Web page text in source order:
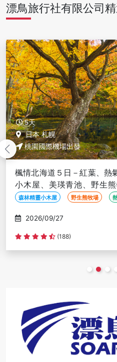
漂鳥旅行社有限公司
5天
日本 札幌
桃園國際機場出發
楓情北海道５日－紅葉、熱
小木屋、美瑛青池、野生
園、紅葉奇蹟谷、螃蟹吃到
森林精靈小木屋 野生熊牧場
2026/09/27
(188)